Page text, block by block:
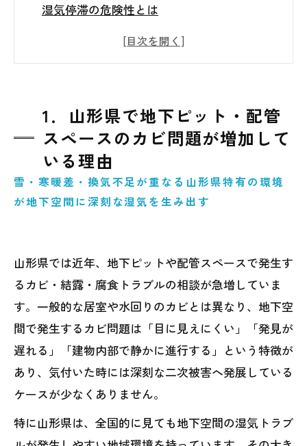
湿気停滞の危険性とは
1．山形県で地下ピット・配管スペースのカ
3．地下ピット内部で発生するカビ・悪臭・
害虫問題の実態
4．コンクリート中性化と鉄筋腐食が建物寿
命を縮める理由
6．MIST工法Ⓡカビバスターズ仙台による地
下ピット専門対策
7．山形県の建物を長期的に守るために必要
な予防管理方法
1．山形県で地下ピット・配管
スペースのカビ問題が増加して
いる理由
雪・寒暖差・換気不足が重なる山形県特有の環境
が地下空間に深刻な湿気を生み出す
山形県では近年、地下ピットや配管スペースで発生す
るカビ・結露・腐食トラブルの相談が急増していま
す。一般的な居室や水回りのカビとは異なり、地下空
間で発生するカビ問題は「目に見えにくい」「発見が
遅れる」「建物内部で静かに進行する」という特徴が
あり、気付いた時には深刻な二次被害へ発展している
ケースが少なくありません。
特に山形県は、全国的に見ても地下空間の湿気トラブ